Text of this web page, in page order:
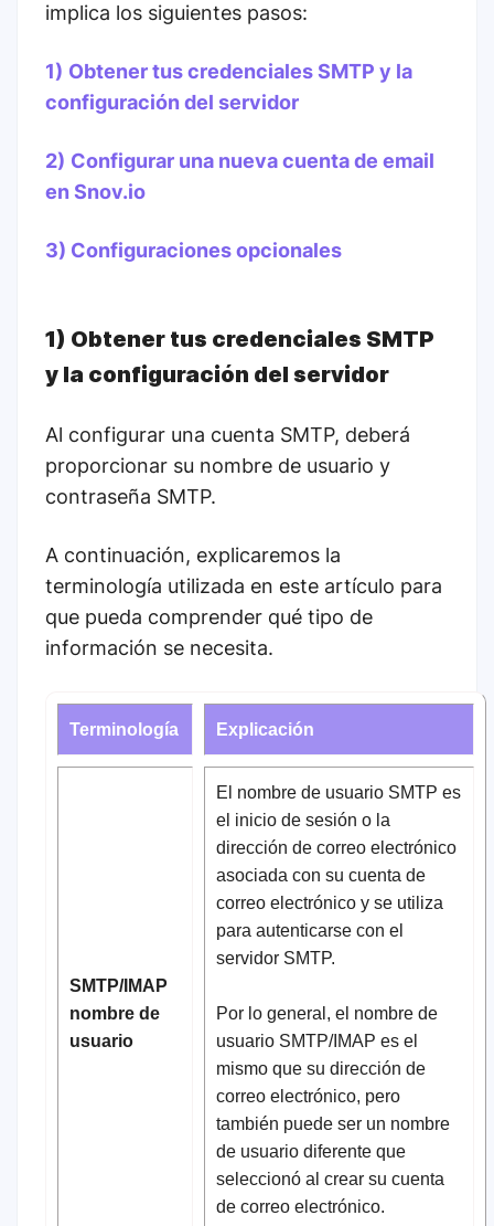
implica los siguientes pasos:
1) Obtener tus credenciales SMTP y la
configuración del servidor
2) Configurar una nueva cuenta de email
en Snov.io
3) Configuraciones opcionales
1) Obtener tus credenciales SMTP
y la configuración del servidor
Al configurar una cuenta SMTP, deberá
proporcionar su nombre de usuario y
contraseña SMTP.
A continuación, explicaremos la
terminología utilizada en este artículo para
que pueda comprender qué tipo de
información se necesita.
Terminología Explicación
SMTP/IMAP
nombre de
usuario
El nombre de usuario SMTP es
el inicio de sesión o la
dirección de correo electrónico
asociada con su cuenta de
correo electrónico y se utiliza
para autenticarse con el
servidor SMTP.
Por lo general, el nombre de
usuario SMTP/IMAP es el
mismo que su dirección de
correo electrónico, pero
también puede ser un nombre
de usuario diferente que
seleccionó al crear su cuenta
de correo electrónico.